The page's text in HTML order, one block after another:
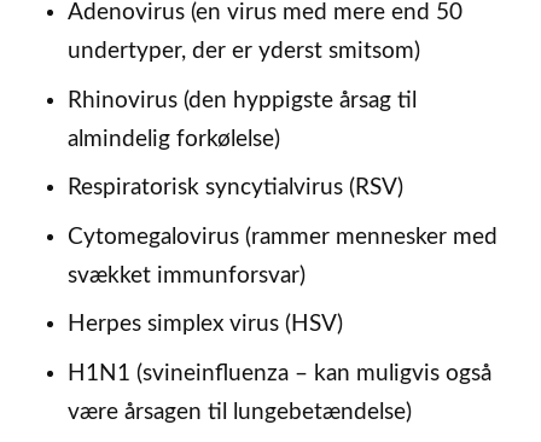
Adenovirus (en virus med mere end 50
undertyper, der er yderst smitsom)
Rhinovirus (den hyppigste årsag til
almindelig forkølelse)
Respiratorisk syncytialvirus (RSV)
Cytomegalovirus (rammer mennesker med
svækket immunforsvar)
Herpes simplex virus (HSV)
H1N1 (svineinfluenza – kan muligvis også
være årsagen til lungebetændelse)